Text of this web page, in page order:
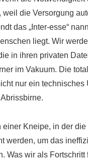
weil die Versorgung
das „Inter-esse“
liegt. Wir
in ihren privaten
im Vakuum. Die
nur ein technisches
Kneipe, in der die
werden, um das
Was wir als Fortschritt